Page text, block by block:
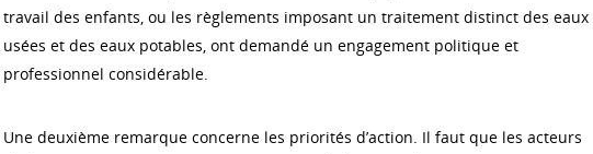
travail des enfants, ou les règlements imposant un traitement distinct des eaux
usées et des eaux potables, ont demandé un engagement politique et
professionnel considérable.
Une deuxième remarque concerne les priorités d’action. Il faut que les acteurs